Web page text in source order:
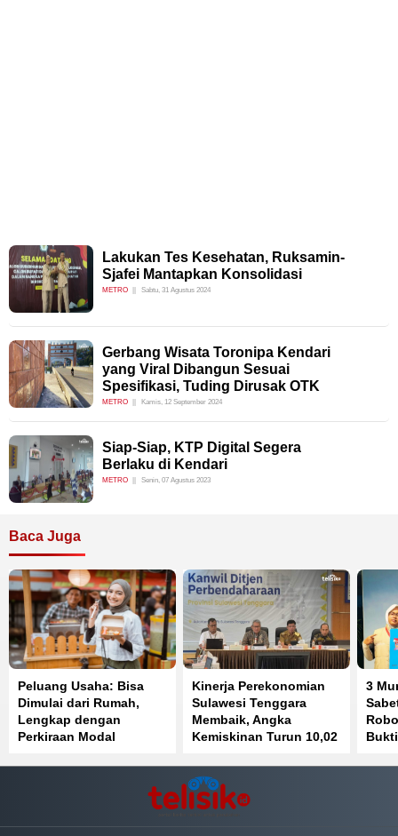
Lakukan Tes Kesehatan, Ruksamin-
Sjafei Mantapkan Konsolidasi
METRO Sabtu, 31 Agustus 2024
Gerbang Wisata Toronipa Kendari
yang Viral Dibangun Sesuai
Spesifikasi, Tuding Dirusak OTK
METRO Kamis, 12 September 2024
Siap-Siap, KTP Digital Segera
Berlaku di Kendari
METRO Senin, 07 Agustus 2023
Baca Juga
Peluang Usaha: Bisa
Dimulai dari Rumah,
Lengkap dengan
Perkiraan Modal
Kinerja Perekonomian
Sulawesi Tenggara
Membaik, Angka
Kemiskinan Turun 10,02
3